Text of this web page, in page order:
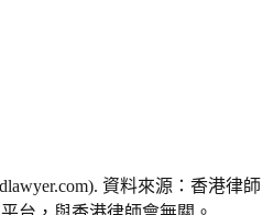
資料來源：香港律師